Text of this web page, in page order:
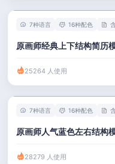
7种语言 16种配色
原画师经典上下结构简历
25264 人使用
7种语言 16种配色
原画师人气蓝色左右结构
28279 人使用